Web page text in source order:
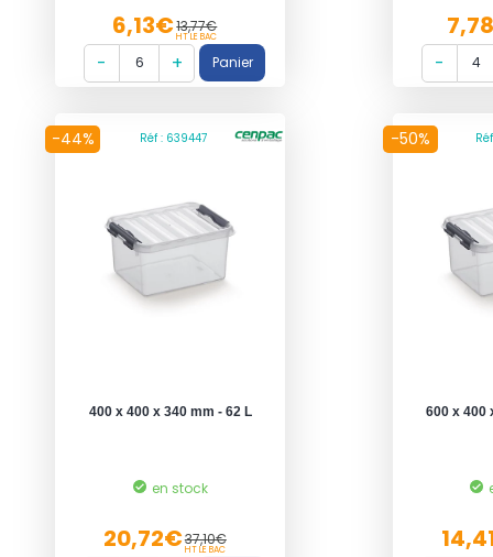
6,13€13,77€
HT LE BAC
-44% Réf : 639447
400 x 400 x 340 mm - 62 L
en stock
20,72€37,10€
HT LE BAC
-50%
600 x 400